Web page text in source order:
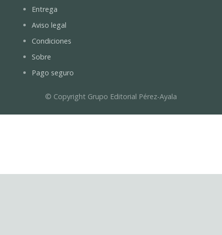
Entrega
Aviso legal
Condiciones
Sobre
Pago seguro
© Copyright Grupo Editorial Pérez-Ayala